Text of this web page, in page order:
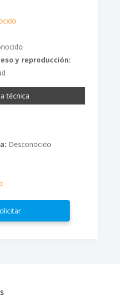
y reproducción:
técnica
Desconocido